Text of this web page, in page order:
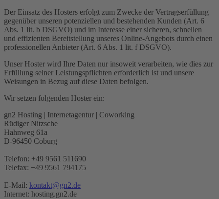
Der Einsatz des Hosters erfolgt zum Zwecke der Vertragserfüllung
gegenüber unseren potenziellen und bestehenden Kunden (Art. 6
Abs. 1 lit. b DSGVO) und im Interesse einer sicheren, schnellen
und effizienten Bereitstellung unseres Online-Angebots durch einen
professionellen Anbieter (Art. 6 Abs. 1 lit. f DSGVO).
Unser Hoster wird Ihre Daten nur insoweit verarbeiten, wie dies zur
Erfüllung seiner Leistungspflichten erforderlich ist und unsere
Weisungen in Bezug auf diese Daten befolgen.
Wir setzen folgenden Hoster ein:
gn2 Hosting | Internetagentur | Coworking
Rüdiger Nitzsche
Hahnweg 61a
D-96450 Coburg
Telefon: +49 9561 511690
Telefax: +49 9561 794175
E-Mail: kontakt@gn2.de
Internet: hosting.gn2.de